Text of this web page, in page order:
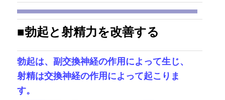
■勃起と射精力を改善する
勃起は、副交換神経の作用によって生じ、
射精は交換神経の作用によって起こりま
す。